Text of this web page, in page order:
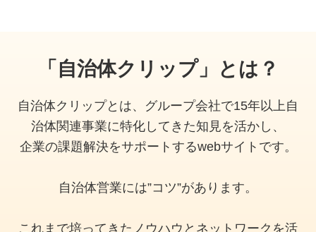
「自治体クリップ」とは？
自治体クリップとは、グループ会社で15年以上自
治体関連事業に特化してきた知見を活かし、
企業の課題解決をサポートするwebサイトです。
自治体営業には”コツ”があります。
これまで培ってきたノウハウとネットワークを活